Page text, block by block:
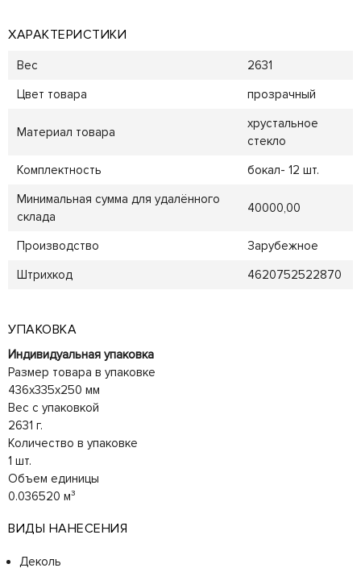
ХАРАКТЕРИСТИКИ
Вес
2631
Цвет товара
прозрачный
Материал товара
хрустальное
стекло
Комплектность
бокал- 12 шт.
Минимальная сумма для удалённого
склада
40000,00
Производство
Зарубежное
Штрихкод
4620752522870
УПАКОВКА
Индивидуальная упаковка
Размер товара в упаковке
436x335x250 мм
Вес с упаковкой
2631 г.
Количество в упаковке
1 шт.
Объем единицы
0.036520 м³
ВИДЫ НАНЕСЕНИЯ
Деколь